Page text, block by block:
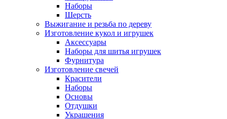
Наборы
Шерсть
Выжигание и резьба по дереву
Изготовление кукол и игрушек
Аксессуары
Наборы для шитья игрушек
Фурнитура
Изготовление свечей
Красители
Наборы
Основы
Отдушки
Украшения